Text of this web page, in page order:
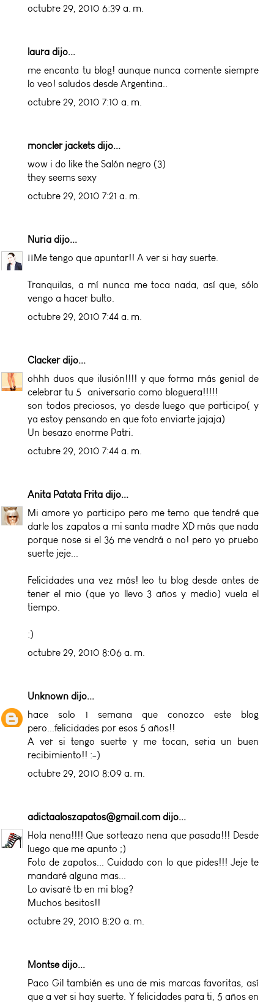
octubre 29, 2010 6:39 a. m.
laura dijo...
me encanta tu blog! aunque nunca comente siempre
lo veo! saludos desde Argentina..
octubre 29, 2010 7:10 a. m.
moncler jackets dijo...
wow i do like the Salón negro (3)
they seems sexy
octubre 29, 2010 7:21 a. m.
Nuria dijo...
¡¡Me tengo que apuntar!! A ver si hay suerte.
Tranquilas, a mí nunca me toca nada, así que, sólo
vengo a hacer bulto.
octubre 29, 2010 7:44 a. m.
Clackerdijo...
ohhh duos que ilusión!!!! y que forma más genial de
celebrar tu 5º aniversario como bloguera!!!!!
son todos preciosos, yo desde luego que participo( y
ya estoy pensando en que foto enviarte jajaja)
Un besazo enorme Patri.
octubre 29, 2010 7:44 a. m.
Anita Patata Frita dijo...
Mi amore yo participo pero me temo que tendré que
darle los zapatos a mi santa madre XD más que nada
porque nose si el 36 me vendrá o no! pero yo pruebo
suerte jeje...
Felicidades una vez más! leo tu blog desde antes de
tener el mio (que yo llevo 3 años y medio) vuela el
tiempo.
:)
octubre 29, 2010 8:06 a. m.
Unknown dijo...
hace solo 1 semana que conozco este blog
pero...felicidades por esos 5 años!!
A ver si tengo suerte y me tocan, seria un buen
recibimiento!! :-)
octubre 29, 2010 8:09 a. m.
adictaaloszapatos@gmail.com dijo...
Hola nena!!!! Que sorteazo nena que pasada!!! Desde
luego que me apunto ;)
Foto de zapatos... Cuidado con lo que pides!!! Jeje te
mandaré alguna mas...
Lo avisaré tb en mi blog?
Muchos besitos!!
octubre 29, 2010 8:20 a. m.
Montse dijo...
Paco Gil también es una de mis marcas favoritas, así
que a ver si hay suerte. Y felicidades para ti, 5 años en